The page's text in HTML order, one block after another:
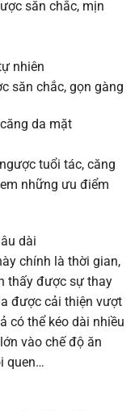
săn chắc, mịn
nhiên
săn chắc, gọn gàng
da mặt
tuổi tác, căng
những ưu điểm
dài
chính là thời gian,
thấy được sự thay
được cải thiện vượt
có thể kéo dài nhiều
vào chế độ ăn
quen…